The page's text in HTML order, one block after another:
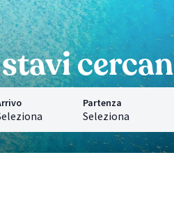
Vito Lo Capo
località
Ajaccio
Calvì
Saint Florent
Ricerca
Partenza
Seleziona